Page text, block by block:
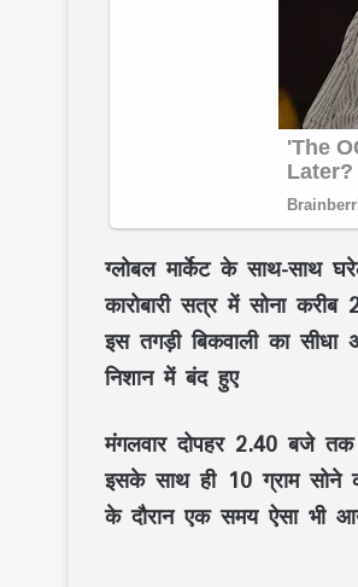
ग्लोबल मार्केट के साथ-साथ
कारोबारी सत्र में सोना
इस तगड़ी बिकवाली का
निशान में बंद हुए
मंगलवार दोपहर 2.40 बजे
इसके साथ ही 10 ग्राम
के दौरान एक समय ऐसा भी